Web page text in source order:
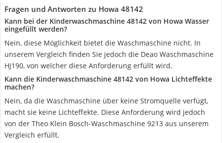
Fragen und Antworten zu Howa 48142
Kann bei der Kinderwaschmaschine 48142 von Howa Wasser
eingefüllt werden?
Nein, diese Möglichkeit bietet die Waschmaschine nicht. In
unserem Vergleich finden Sie jedoch die Deao Waschmaschine
HJ190, von welcher diese Anforderung erfüllt wird.
Kann die Kinderwaschmaschine 48142 von Howa Lichteffekte
machen?
Nein, da die Waschmaschine über keine Stromquelle verfügt,
macht sie keine Lichteffekte. Diese Anforderung wird jedoch
von der Theo Klein Bosch-Waschmaschine 9213 aus unserem
Vergleich erfüllt.